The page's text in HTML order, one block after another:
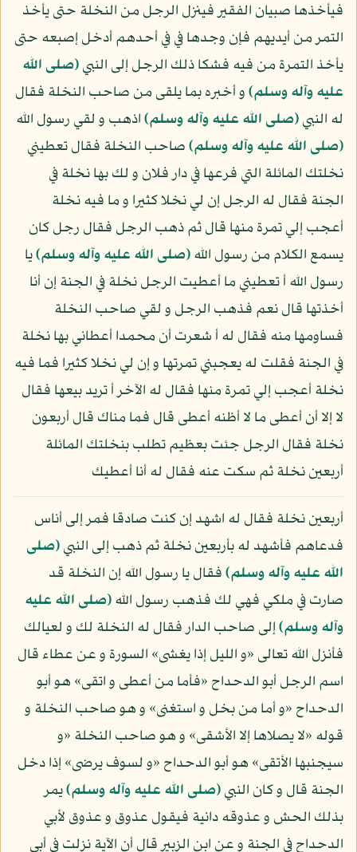
فيأخذها صبيان الفقير فينزل الرجل من النخلة حتى يأخذ
التمر من أيديهم فإن وجدها في في أحدهم أدخل إصبعه حتى
يأخذ التمرة من فيه فشكا ذلك الرجل إلى النبي(صلى الله
عليه وآله وسلم)و أخبره بما يلقى من صاحب النخلة فقال
له النبي(صلى الله عليه وآله وسلم)اذهب و لقي رسول الله
(صلى الله عليه وآله وسلم)صاحب النخلة فقال تعطيني
نخلتك المائلة التي فرعها في دار فلان و لك بها نخلة في
الجنة فقال له الرجل إن لي نخلا كثيرا و ما فيه نخلة
أعجب إلي تمرة منها قال ثم ذهب الرجل فقال رجل كان
يسمع الكلام من رسول الله(صلى الله عليه وآله وسلم)يا
رسول الله أ تعطيني ما أعطيت الرجل نخلة في الجنة إن أنا
أخذتها قال نعم فذهب الرجل و لقي صاحب النخلة
فساومها منه فقال له أ شعرت أن محمدا أعطاني بها نخلة
في الجنة فقلت له يعجبني تمرتها و إن لي نخلا كثيرا فما فيه
نخلة أعجب إلي تمرة منها فقال له الآخر أ تريد بيعها فقال
لا إلا أن أعطى ما لا أظنه أعطى قال فما مناك قال أربعون
نخلة فقال الرجل جئت بعظيم تطلب بنخلتك المائلة
أربعين نخلة ثم سكت عنه فقال له أنا أعطيك
أربعين نخلة فقال له اشهد إن كنت صادقا فمر إلى أناس
فدعاهم فأشهد له بأربعين نخلة ثم ذهب إلى النبي(صلى
الله عليه وآله وسلم)فقال يا رسول الله إن النخلة قد
صارت في ملكي فهي لك فذهب رسول الله(صلى الله عليه
وآله وسلم)إلى صاحب الدار فقال له النخلة لك و لعيالك
فأنزل الله تعالى «و الليل إذا يغشى» السورة و عن عطاء قال
اسم الرجل أبو الدحداح «فأما من أعطى و اتقى» هو أبو
الدحداح «و أما من بخل و استغنى» و هو صاحب النخلة و
قوله «لا يصلاها إلا الأشقى» و هو صاحب النخلة «و
سيجنبها الأتقى» هو أبو الدحداح «و لسوف يرضى» إذا دخل
الجنة قال و كان النبي(صلى الله عليه وآله وسلم)يمر
بذلك الحش و عذوقه دانية فيقول عذوق و عذوق لأبي
الدحداح في الجنة و عن ابن الزبير قال أن الآية نزلت في أبي